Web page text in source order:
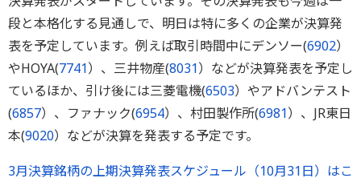
段と本格化する見通しで、明日は特に多くの企業が決算発
表を予定しています。例えば取引時間中にデンソー(6902）
やHOYA(7741）、三井物産(8031）などが決算発表を予定し
ているほか、引け後には三菱電機(6503）やアドバンテスト
(6857）、ファナック(6954）、村田製作所(6981）、JR東日
本(9020）などが決算を発表する予定です。
3月決算銘柄の上期決算発表スケジュール（10月31日）はこ